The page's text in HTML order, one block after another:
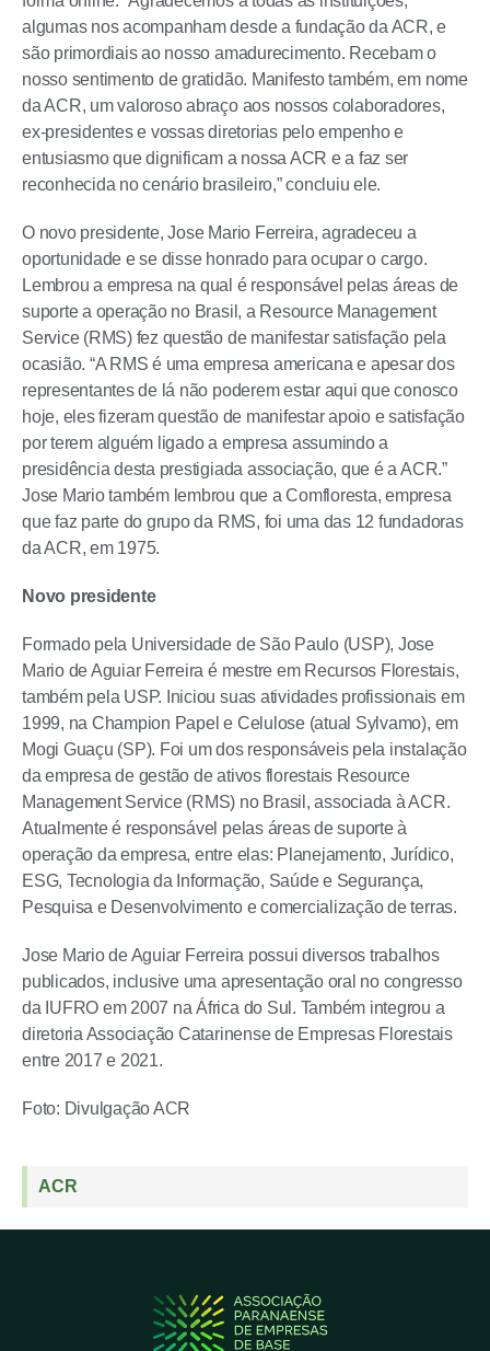
algumas nos acompanham desde a fundação da ACR, e
são primordiais ao nosso amadurecimento. Recebam o
nosso sentimento de gratidão. Manifesto também, em nome
da ACR, um valoroso abraço aos nossos colaboradores,
ex-presidentes e vossas diretorias pelo empenho e
entusiasmo que dignificam a nossa ACR e a faz ser
reconhecida no cenário brasileiro,” concluiu ele.
O novo presidente, Jose Mario Ferreira, agradeceu a
oportunidade e se disse honrado para ocupar o cargo.
Lembrou a empresa na qual é responsável pelas áreas de
suporte a operação no Brasil, a Resource Management
Service (RMS) fez questão de manifestar satisfação pela
ocasião. “A RMS é uma empresa americana e apesar dos
representantes de lá não poderem estar aqui que conosco
hoje, eles fizeram questão de manifestar apoio e satisfação
por terem alguém ligado a empresa assumindo a
presidência desta prestigiada associação, que é a ACR.”
Jose Mario também lembrou que a Comfloresta, empresa
que faz parte do grupo da RMS, foi uma das 12 fundadoras
da ACR, em 1975.
Novo presidente
Formado pela Universidade de São Paulo (USP), Jose
Mario de Aguiar Ferreira é mestre em Recursos Florestais,
também pela USP. Iniciou suas atividades profissionais em
1999, na Champion Papel e Celulose (atual Sylvamo), em
Mogi Guaçu (SP). Foi um dos responsáveis pela instalação
da empresa de gestão de ativos florestais Resource
Management Service (RMS) no Brasil, associada à ACR.
Atualmente é responsável pelas áreas de suporte à
operação da empresa, entre elas: Planejamento, Jurídico,
ESG, Tecnologia da Informação, Saúde e Segurança,
Pesquisa e Desenvolvimento e comercialização de terras.
Jose Mario de Aguiar Ferreira possui diversos trabalhos
publicados, inclusive uma apresentação oral no congresso
da IUFRO em 2007 na África do Sul. Também integrou a
diretoria Associação Catarinense de Empresas Florestais
entre 2017 e 2021.
Foto: Divulgação ACR
ACR